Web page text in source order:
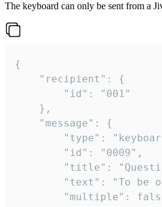
The keyboard can only be sent from a
{